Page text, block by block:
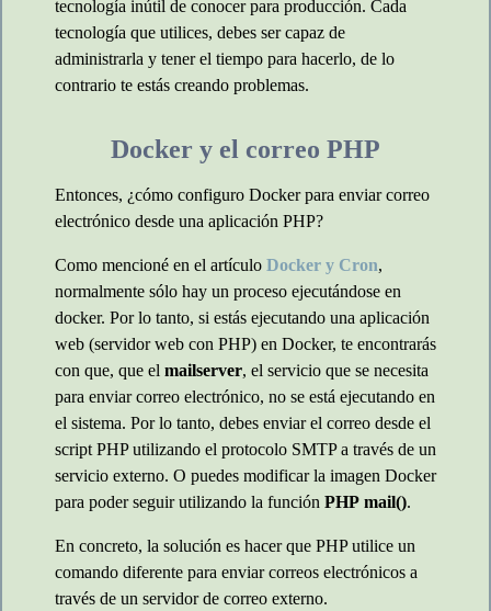
tecnología inútil de conocer para producción. Cada
tecnología que utilices, debes ser capaz de
administrarla y tener el tiempo para hacerlo, de lo
contrario te estás creando problemas.
Docker y el correo PHP
Entonces, ¿cómo configuro Docker para enviar correo
electrónico desde una aplicación PHP?
Como mencioné en el artículo Docker y Cron,
normalmente sólo hay un proceso ejecutándose en
docker. Por lo tanto, si estás ejecutando una aplicación
web (servidor web con PHP) en Docker, te encontrarás
con que, que el mailserver, el servicio que se necesita
para enviar correo electrónico, no se está ejecutando en
el sistema. Por lo tanto, debes enviar el correo desde el
script PHP utilizando el protocolo SMTP a través de un
servicio externo. O puedes modificar la imagen Docker
para poder seguir utilizando la función PHP mail().
En concreto, la solución es hacer que PHP utilice un
comando diferente para enviar correos electrónicos a
través de un servidor de correo externo.